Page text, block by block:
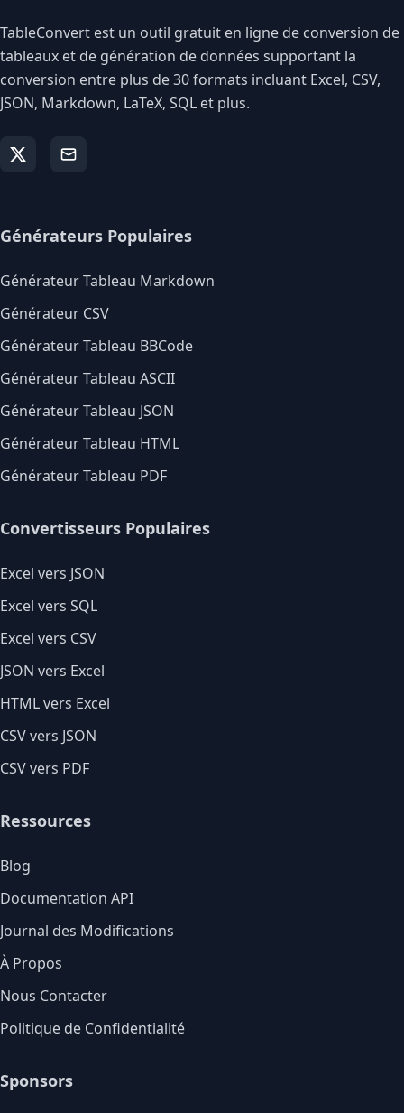
TableConvert est un outil gratuit en ligne de conversion de
tableaux et de génération de données supportant la
conversion entre plus de 30 formats incluant Excel, CSV,
JSON, Markdown, LaTeX, SQL et plus.
Générateurs Populaires
Générateur Tableau Markdown
Générateur CSV
Générateur Tableau BBCode
Générateur Tableau ASCII
Générateur Tableau JSON
Générateur Tableau HTML
Générateur Tableau PDF
Convertisseurs Populaires
Excel vers JSON
Excel vers SQL
Excel vers CSV
JSON vers Excel
HTML vers Excel
CSV vers JSON
CSV vers PDF
Ressources
Blog
Documentation API
Journal des Modifications
À Propos
Nous Contacter
Politique de Confidentialité
Sponsors